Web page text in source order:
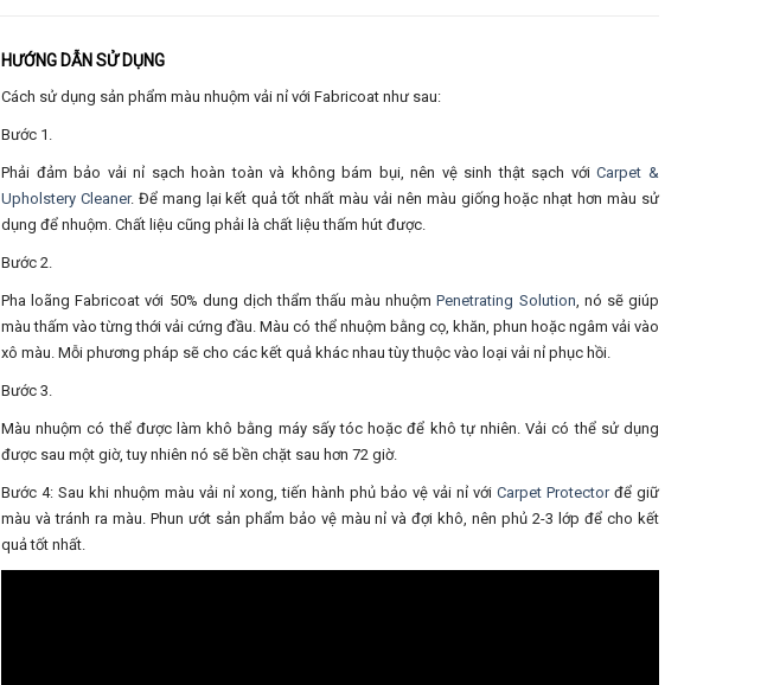
HƯỚNG DẪN SỬ DỤNG
Cách sử dụng sản phẩm màu nhuộm vải nỉ với Fabricoat như sau:
Bước 1.
Phải đảm bảo vải nỉ sạch hoàn toàn và không bám bụi, nên vệ sinh thật sạch vớiCarpet &
Upholstery Cleaner. Để mang lại kết quả tốt nhất màu vải nên màu giống hoặc nhạt hơn màu sử
dụng để nhuộm. Chất liệu cũng phải là chất liệu thấm hút được.
Bước 2.
Pha loãng Fabricoat với 50% dung dịch thẩm thấu màu nhuộmPenetrating Solution , nó sẽ giúp
màu thấm vào từng thới vải cứng đầu. Màu có thể nhuộm bằng cọ, khăn, phun hoặc ngâm vải vào
xô màu. Mỗi phương pháp sẽ cho các kết quả khác nhau tùy thuộc vào loại vải nỉ phục hồi.
Bước 3.
Màu nhuộm có thể được làm khô bằng máy sấy tóc hoặc để khô tự nhiên. Vải có thể sử dụng
được sau một giờ, tuy nhiên nó sẽ bền chặt sau hơn 72 giờ.
Bước 4: Sau khi nhuộm màu vải nỉ xong, tiến hành phủ bảo vệ vải nỉ với Carpet Protectorđể giữ
màu và tránh ra màu. Phun ướt sản phẩm bảo vệ màu nỉ và đợi khô, nên phủ 2-3 lớp để cho kết
quả tốt nhất.